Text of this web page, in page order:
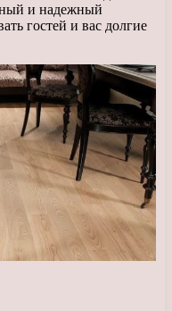
и надежный
гостей и вас долгие